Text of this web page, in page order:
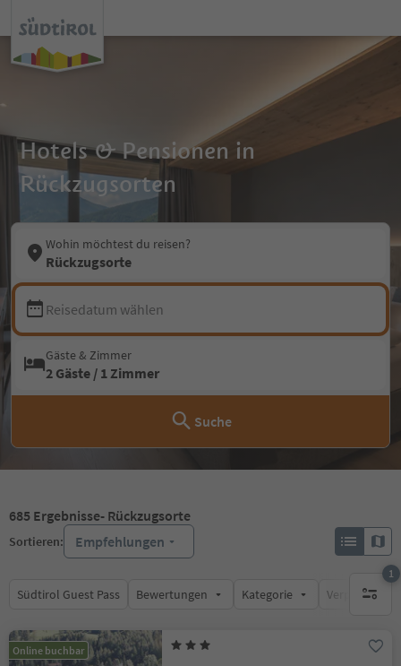
Hotels & Pensionen in
Rückzugsorten
Wohin möchtest du reisen?
Rückzugsorte
Reisedatum wählen
Gäste & Zimmer
2 Gäste / 1 Zimmer
Suche
685 Ergebnisse- Rückzugsorte
Sortieren: Empfehlungen
Südtirol Guest Pass Bewertungen Kategorie
1
1
Online buchbar